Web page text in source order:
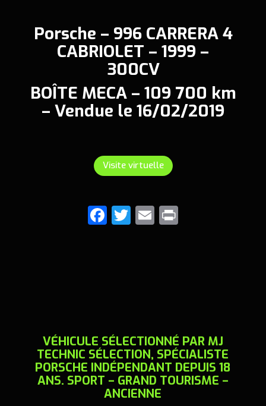
Porsche – 996 CARRERA 4
CABRIOLET – 1999 –
300CV
BOÎTE MECA – 109 700 km
– Vendue le 16/02/2019
Visite virtuelle
F
a
k
T
wi
E
m
VÉHICULE SÉLECTIONNÉ PAR MJ
TECHNIC SÉLECTION, SPÉCIALISTE
PORSCHE INDÉPENDANT DEPUIS 18
ANS. SPORT – GRAND TOURISME –
ANCIENNE